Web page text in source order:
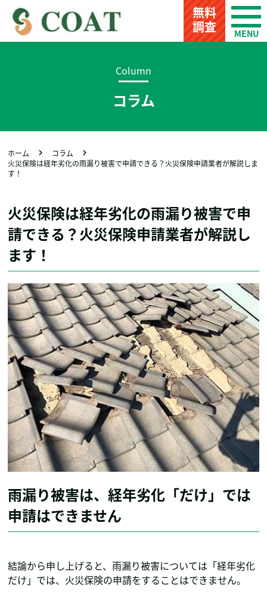
無料
調査
Column
コラム
ホーム
コラム
火災保険は経年劣化の雨漏り被害で申請できる？火災保険申請業者が解説しま
す！
火災保険は経年劣化の雨漏り被害で申
請できる？火災保険申請業者が解説し
ます！
雨漏り被害は、経年劣化「だけ」では
申請はできません
結論から申し上げると、雨漏り被害については「経年劣化
だけ」では、火災保険の申請をすることはできません。